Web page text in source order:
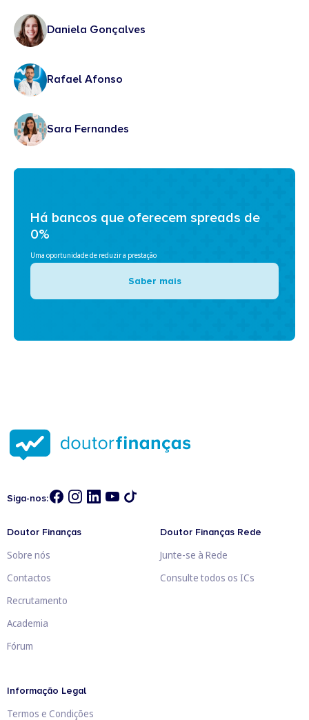
Daniela Gonçalves
Rafael Afonso
Sara Fernandes
Há bancos que oferecem spreads de
0%
Uma oportunidade de reduzir a prestação
Saber mais
Siga-nos:
Doutor Finanças
Sobre nós
Contactos
Recrutamento
Academia
Fórum
Doutor Finanças Rede
Junte-se à Rede
Consulte todos os ICs
Informação Legal
Termos e Condições